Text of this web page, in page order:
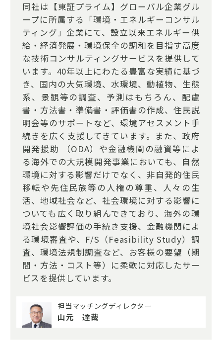
同社は【東証プライム】グローバル企業グル
ープに所属する「環境・エネルギーコンサル
ティング」企業にて、設立以来エネルギー供
給・経済発展・環境保全の調和を目指す高度
な技術コンサルティングサービスを提供して
います。40年以上にわたる豊富な実績に基づ
き、国内の大気環境、水環境、動植物、生態
系、景観等の調査、予測はもちろん、配慮
書・方法書・準備書・評価書の作成、住民説
明会等のサポートなど、環境アセスメント手
続きを広く支援してきています。また、政府
開発援助 （ODA）や金融機関の融資等によ
る海外での大規模開発事業においても、自然
環境に対する影響だけでなく、非自発的住民
移転や先住民族等の人権の尊重、人々の生
活、地域社会など、社会環境に対する影響に
ついても広く取り組んできており、海外の環
境社会影響評価の手続き支援、金融機関によ
る環境審査や、F/S（Feasibility Study）調
査、環境法規制調査など、お客様の要望（期
間・方法・コスト等）に柔軟に対応したサー
ビスを提供しています。
担当マッチングディレクター
山元 達哉